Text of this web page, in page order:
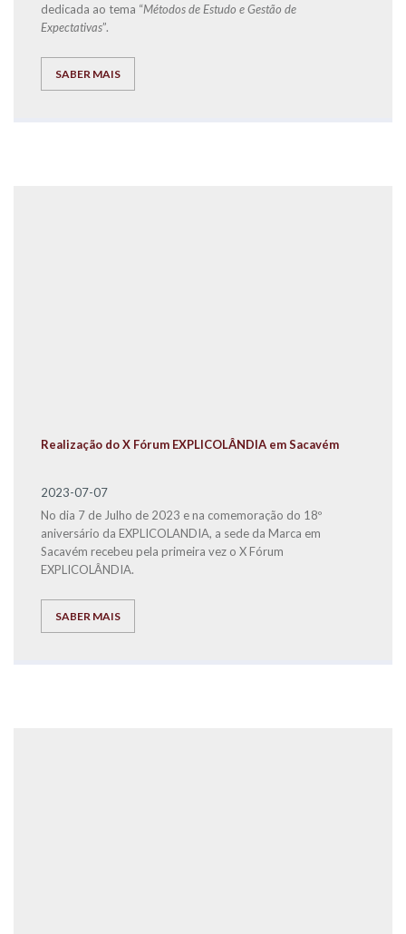
dedicada ao tema “Métodos de Estudo e Gestão de
Expectativas”.
SABER MAIS
Realização do X Fórum EXPLICOLÂNDIA em Sacavém
2023-07-07
No dia 7 de Julho de 2023 e na comemoração do 18º
aniversário da EXPLICOLANDIA, a sede da Marca em
Sacavém recebeu pela primeira vez o X Fórum
EXPLICOLÂNDIA.
SABER MAIS